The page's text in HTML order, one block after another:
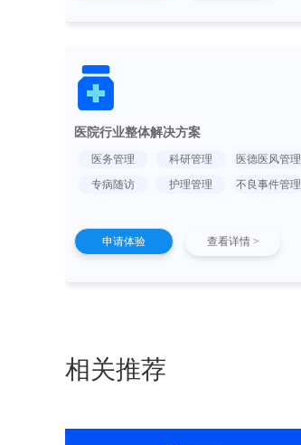
医院行业整体解决方案
医务管理 科研管理
医德医风管理
专病随访
护理管理 不良事件管理
申请体验 查看详情 >
相关推荐